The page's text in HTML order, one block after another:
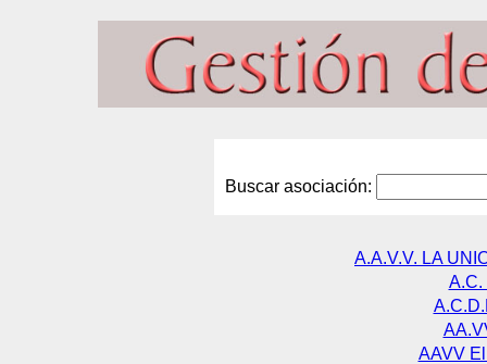
Buscar asociación:
A.A.V.V. LA
A.C.
AAVV